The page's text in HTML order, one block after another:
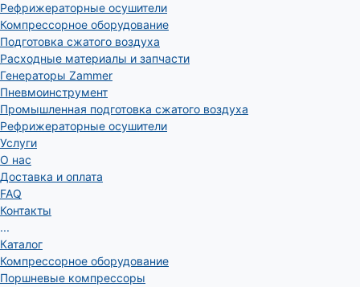
Рефрижераторные осушители
Компрессорное оборудование
Подготовка сжатого воздуха
Расходные материалы и запчасти
Генераторы Zammer
Пневмоинструмент
Промышленная подготовка сжатого воздуха
Рефрижераторные осушители
Услуги
О нас
Доставка и оплата
FAQ
Контакты
...
Каталог
Компрессорное оборудование
Поршневые компрессоры